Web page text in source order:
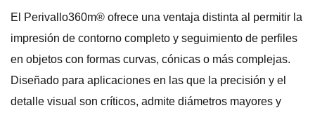
El Perivallo360m® ofrece una ventaja distinta al permitir la
impresión de contorno completo y seguimiento de perfiles
en objetos con formas curvas, cónicas o más complejas.
Diseñado para aplicaciones en las que la precisión y el
detalle visual son críticos, admite diámetros mayores y